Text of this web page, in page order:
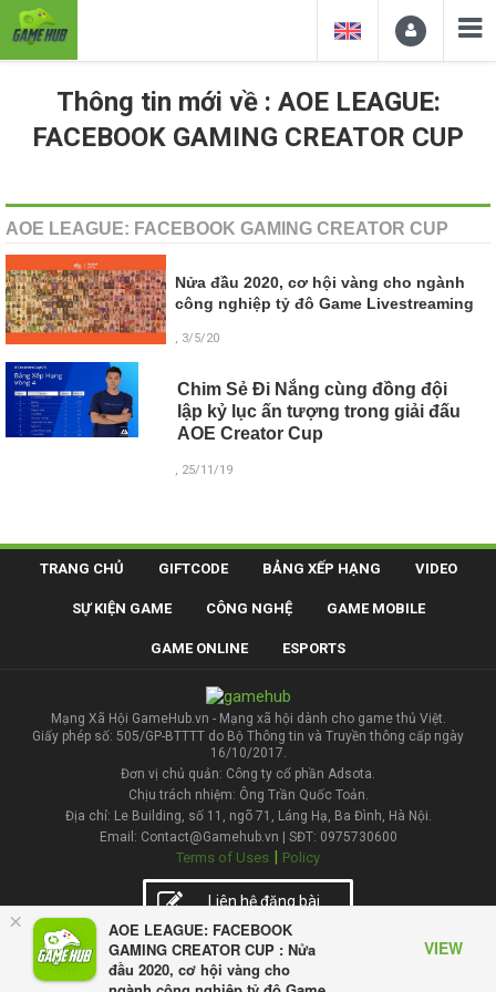
×
AOE LEAGUE: FACEBOOK
GAMING CREATOR CUP : Nửa
đầu 2020, cơ hội vàng cho
VIEW
Thông tin mới về : AOE LEAGUE:
FACEBOOK GAMING CREATOR CUP
AOE LEAGUE: FACEBOOK GAMING CREATOR CUP
Nửa đầu 2020, cơ hội vàng cho ngành
công nghiệp tỷ đô Game Livestreaming
, 3/5/20
Chim Sẻ Đi Nắng cùng đồng đội
lập kỷ lục ấn tượng trong giải đấu
AOE Creator Cup
, 25/11/19
TRANG CHỦ GIFTCODE BẢNG XẾP HẠNG VIDEO
SỰ KIỆN GAME CÔNG NGHỆ GAME MOBILE
GAME ONLINE ESPORTS
Mạng Xã Hội GameHub.vn - Mạng xã hội dành cho game thủ Việt.
Giấy phép số: 505/GP-BTTTT do Bộ Thông tin và Truyền thông cấp ngày
16/10/2017.
Đơn vị chủ quản: Công ty cổ phần Adsota.
Chịu trách nhiệm: Ông Trần Quốc Toản.
Địa chỉ: Le Building, số 11, ngõ 71, Láng Hạ, Ba Đình, Hà Nội.
Email: Contact@Gamehub.vn | SĐT: 0975730600
Terms of Uses | Policy
Liên hệ đăng bài